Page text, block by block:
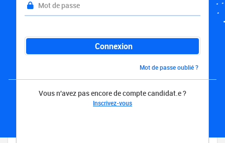
Mot de passe
Connexion
Mot de passe oublié ?
Vous n'avez pas encore de compte candidat.e ?
Inscrivez-vous